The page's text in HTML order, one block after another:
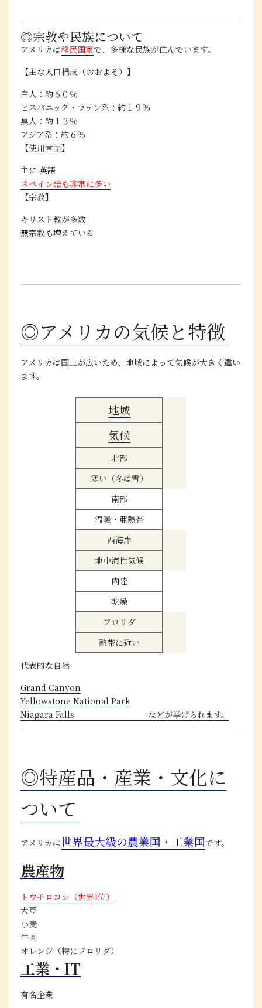
◎宗教や民族について
アメリカは移民国家で、多様な民族が住んでいます。
【主な人口構成（おおよそ）】
白人：約６０％
ヒスパニック・ラテン系：約１９％
黒人：約１３％
アジア系：約６％
【使用言語】
主に 英語
スペイン語も非常に多い
【宗教】
キリスト教が多数
無宗教も増えている
◎アメリカの気候と特徴
アメリカは国土が広いため、地域によって気候が大きく違い
ます。
地域
気候
北部
寒い（冬は雪）
南部
温暖・亜熱帯
西海岸
地中海性気候
内陸
乾燥
フロリダ
熱帯に近い
代表的な自然
Grand Canyon
Yellowstone National Park
Niagara Falls などが挙げられます。
◎特産品・産業・文化に
ついて
アメリカは世界最大級の農業国・工業国です。
農産物
トウモロコシ（世界1位）
大豆
小麦
牛肉
オレンジ（特にフロリダ）
工業・IT
有名企業